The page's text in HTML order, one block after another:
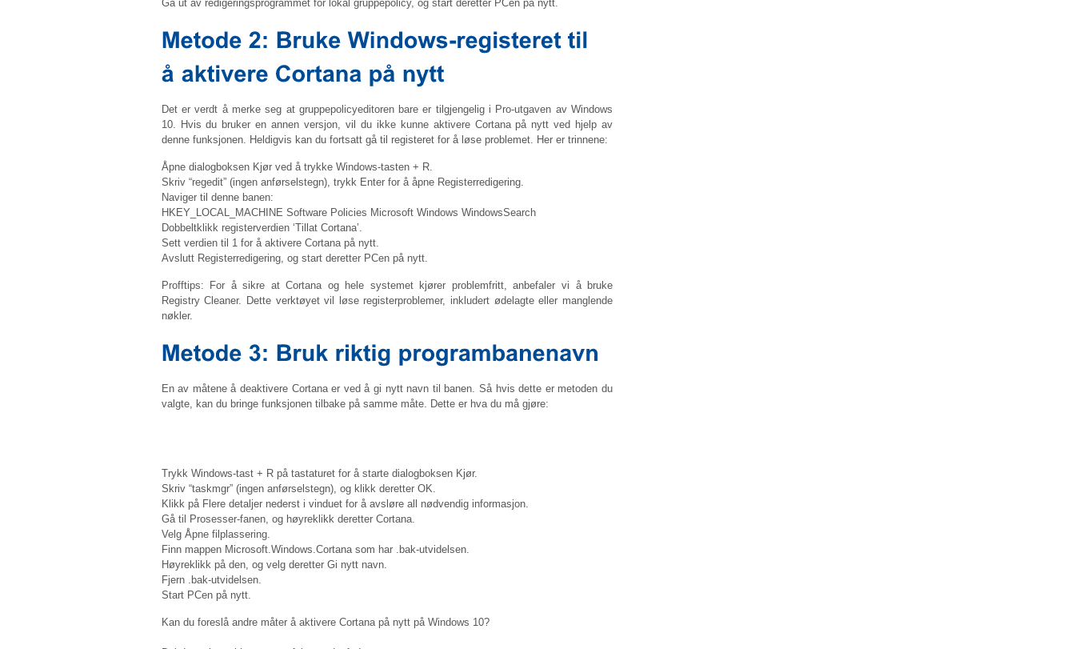
Gå ut av redigeringsprogrammet for lokal gruppepolicy, og start deretter PCen på nytt.
Det er verdt å merke seg at gruppepolicyeditoren bare er tilgjengelig i Pro-utgaven av Windows
10. Hvis du bruker en annen versjon, vil du ikke kunne aktivere Cortana på nytt ved hjelp av
denne funksjonen. Heldigvis kan du fortsatt gå til registeret for å løse problemet. Her er trinnene:
Åpne dialogboksen Kjør ved å trykke Windows-tasten + R.
Skriv “regedit” (ingen anførselstegn), trykk Enter for å åpne Registerredigering.
Naviger til denne banen:
HKEY_LOCAL_MACHINE Software Policies Microsoft Windows WindowsSearch
Dobbeltklikk registerverdien ‘Tillat Cortana’.
Sett verdien til 1 for å aktivere Cortana på nytt.
Avslutt Registerredigering, og start deretter PCen på nytt.
Profftips: For å sikre at Cortana og hele systemet kjører problemfritt, anbefaler vi å bruke
Registry Cleaner. Dette verktøyet vil løse registerproblemer, inkludert ødelagte eller manglende
nøkler.
En av måtene å deaktivere Cortana er ved å gi nytt navn til banen. Så hvis dette er metoden du
valgte, kan du bringe funksjonen tilbake på samme måte. Dette er hva du må gjøre:
Trykk Windows-tast + R på tastaturet for å starte dialogboksen Kjør.
Skriv “taskmgr” (ingen anførselstegn), og klikk deretter OK.
Klikk på Flere detaljer nederst i vinduet for å avsløre all nødvendig informasjon.
Gå til Prosesser-fanen, og høyreklikk deretter Cortana.
Velg Åpne filplassering.
Finn mappen Microsoft.Windows.Cortana som har .bak-utvidelsen.
Høyreklikk på den, og velg deretter Gi nytt navn.
Fjern .bak-utvidelsen.
Start PCen på nytt.
Kan du foreslå andre måter å aktivere Cortana på nytt på Windows 10?